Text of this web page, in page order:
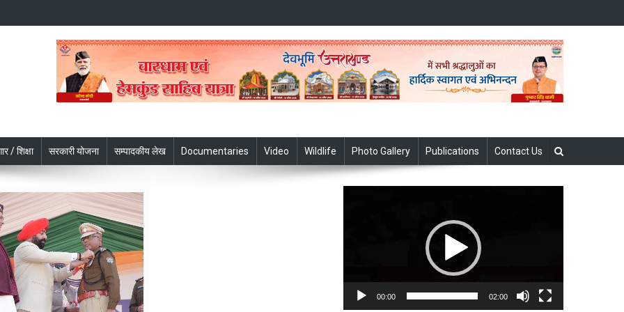
/ शिक्षा सरकारी योजना सम्पादकीय लेख Documentaries Video Wildlife Photo Gallery Publications Contact Us
00:00 02:00